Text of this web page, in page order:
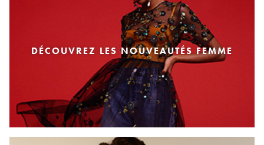
DÉCOUVREZ LES NOUVEAUTÉS FEMME